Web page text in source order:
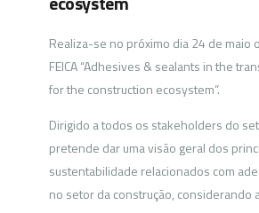
Realiza-se no próximo dia 24 de maio
FEICA “Adhesives & sealants in the
for the construction ecosystem”.
Dirigido a todos os stakeholders do
pretende dar uma visão geral dos
sustentabilidade relacionados com
no setor da construção, considerando